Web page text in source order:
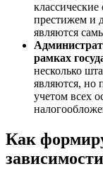
престижем и
являются
рамках
несколько
являются, но
учетом всех
Как